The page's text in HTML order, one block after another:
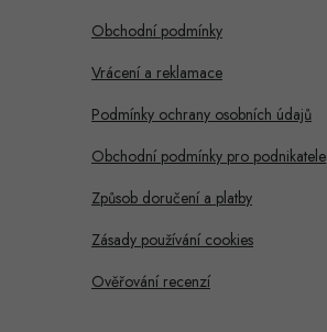
Obchodní podmínky
Vrácení a reklamace
Podmínky ochrany osobních údajů
Obchodní podmínky pro podnikatele
Způsob doručení a platby
Zásady používání cookies
Ověřování recenzí